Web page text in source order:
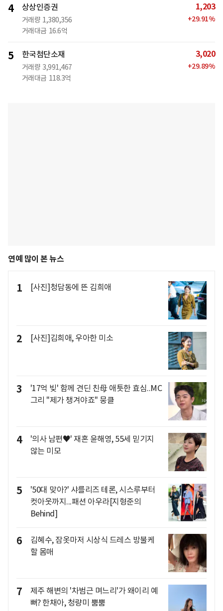
4 상상인증권
거래량 1,380,356
거래대금 16.6억
1,203
+29.91%
5 한국첨단소재
거래량 3,991,467
거래대금 118.3억
3,020
+29.89%
연예 많이 본 뉴스
1 [사진]청담동에 뜬 김희애
2 [사진]김희애, 우아한 미소
3
'17억 빚' 함께 견딘 친母 애틋한 효심..MC
그리 "제가 챙겨야죠" 뭉클
4
'의사 남편♥' 재혼 윤해영, 55세 믿기지
않는 미모
5
'50대 맞아?' 샤를리즈 테론, 시스루부터
컷아웃까지...패션 아우라[지형준의
Behind]
6
김혜수, 잠옷마저 시상식 드레스 방불케
할 몸매
7
제주 해변의 '차범근 며느리'가 왜이리 예
뻐? 한채아, 청량미 뿜뿜